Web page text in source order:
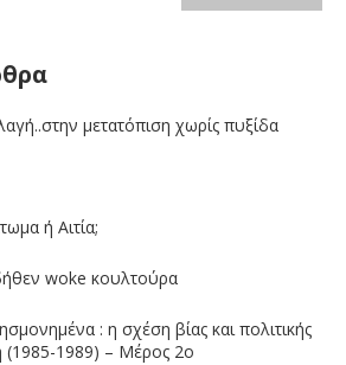
μετατόπιση χωρίς πυξίδα
ή Αιτία;
woke κουλτούρα
: η σχέση βίας και πολιτικής
(1985-1989) – Μέρος 2ο